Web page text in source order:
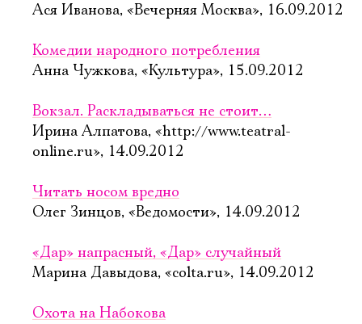
Ася Иванова, «Вечерняя Москва», 16.09.2012
Комедии народного потребления
Анна Чужкова, «Культура», 15.09.2012
Вокзал. Раскладываться не стоит…
Ирина Алпатова, «http://www.teatral-
online.ru», 14.09.2012
Читать носом вредно
Олег Зинцов, «Ведомости», 14.09.2012
«Дар» напрасный, «Дар» случайный
Марина Давыдова, «colta.ru», 14.09.2012
Охота на Набокова